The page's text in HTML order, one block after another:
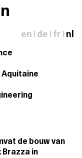
en de fr nl
Aquitaine
de bouw van
Brazza in